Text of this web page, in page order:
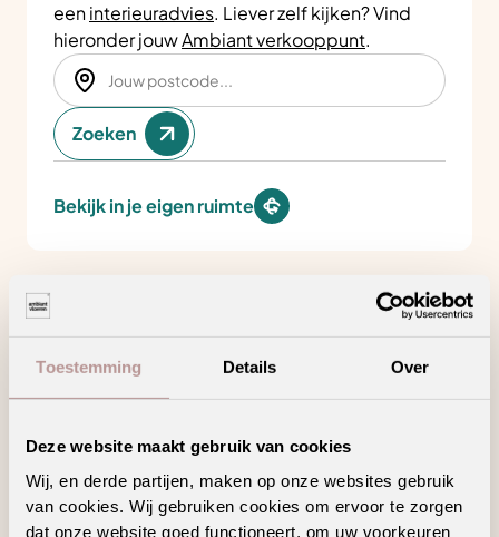
Toestemming Details Over
Deze website maakt gebruik van cookies
Wij, en derde partijen, maken op onze websites gebruik
van cookies. Wij gebruiken cookies om ervoor te zorgen
dat onze website goed functioneert, om uw voorkeuren
eeninterieuradvies. Liever zelf kijken? Vind
hieronder jouwAmbiant verkooppunt.
Zoeken
Bekijk in je eigen ruimte
Product kenmerken
Draagt bij aan een gezonder binnenklimaat
Hoogpolig tapijt voor een warm en sfeervol
interieur